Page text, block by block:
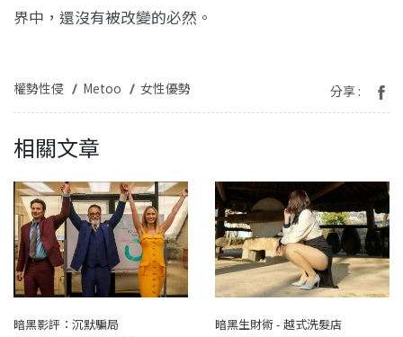
界中，還沒有被改變的必然。
權勢性侵 Metoo 女性優勢 分享 :
相關文章
暗黑影評：沉默騙局 暗黑生財術 - 越式洗髮店